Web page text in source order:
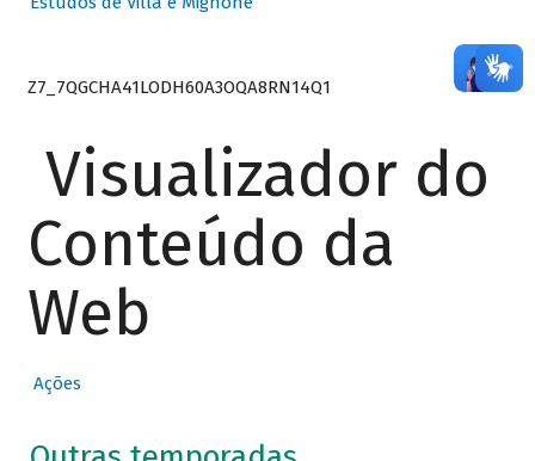
Z7_7QGCHA41LODH60A3OQA8RN14Q1
Visualizador do
Conteúdo da
Web
Ações